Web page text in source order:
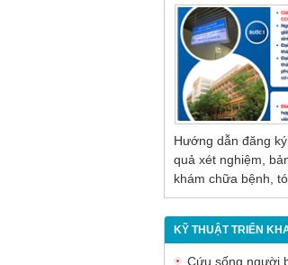
Nội
mật
Hướng dẫn đăng
quả xét nghiệm,
khám chữa bệnh,
KỸ THUẬT TRIỂN
Cứu sống người